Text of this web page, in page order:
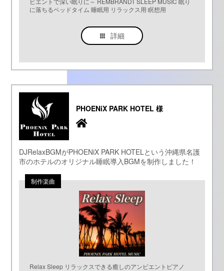
に落ちるベッドタイム 睡眠用 リラックス用 瞑想用
詳細
PHOENiX PARK HOTEL 様
DJRelaxBGMがPHOENiX PARK HOTELという沖縄県名護
市のホテルのオリジナル睡眠導入BGMを制作しました！
Relax Sleep リラックスできる癒しのアンビエントピアノ